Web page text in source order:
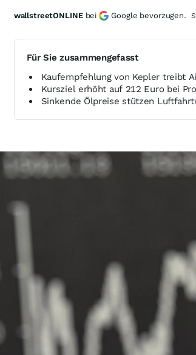
Für Sie zusammengefasst
Kaufempfehlung von Kepler treibt
Kursziel erhöht auf 212 Euro bei
Sinkende Ölpreise stützen
wallstreetONLINE bei Google bevorzugen.